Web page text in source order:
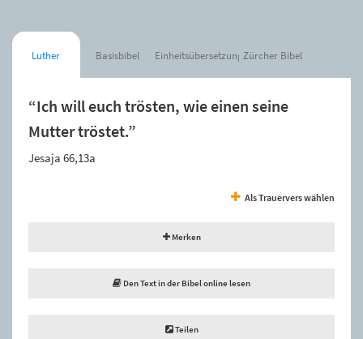
Luther Basisbibel Einheitsübersetzung Zürcher Bibel
“Ich will euch trösten, wie einen seine
Mutter tröstet.”
Jesaja 66,13a
Als Trauervers wählen
Merken
Den Text in der Bibel online lesen
Teilen